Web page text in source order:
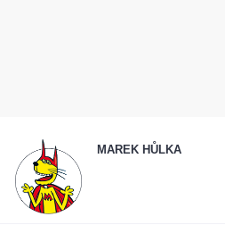
MAREK HŮLKA